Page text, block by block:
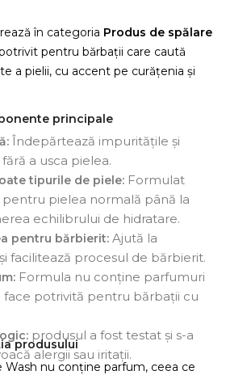
în categoria Produs de spălare
pentru bărbații care caută
a pielii, cu accent pe curățenia și
principale
Îndepărtează impuritățile și
a usca pielea.
tipurile de piele: Formulat
pielea normală până la
echilibrului de hidratare.
pentru bărbierit: Ajută la
facilitează procesul de bărbierit.
Formula nu conține parfumuri
face potrivită pentru bărbații cu
produsul a fost testat și s-a
alergii sau iritații.
produsului
Wash nu conține parfum, ceea ce